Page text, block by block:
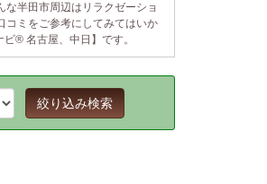
半田市周辺はリラクゼーショ
コミをご参考にしてみてはいか
® 名古屋、中日】です。
絞り込み検索